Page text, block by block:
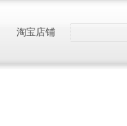
淘宝店铺